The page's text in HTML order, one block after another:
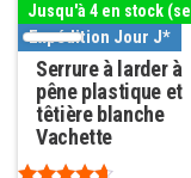
Jusqu'à 4 en stock
Expédition Jour J*
Serrure à larder à
pêne plastique et
têtière blanche
Vachette
variations.
Les
options
peuvent
être